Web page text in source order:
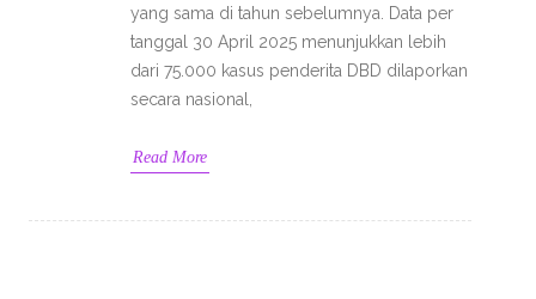
yang sama di tahun sebelumnya. Data per
tanggal 30 April 2025 menunjukkan lebih
dari 75.000 kasus penderita DBD dilaporkan
secara nasional,
Read More